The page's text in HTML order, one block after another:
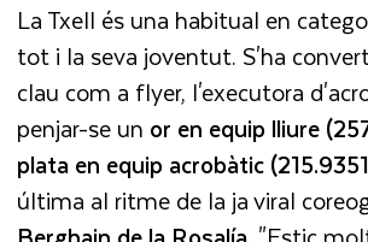
La Txell és una habitual en
tot i la seva joventut. S'ha
clau com a flyer, l'executora
penjar-se un or en equip lliure
plata en equip acrobàtic
última al ritme de la ja viral